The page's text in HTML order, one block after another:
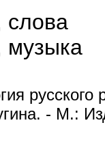
слова
музыка
- М.: